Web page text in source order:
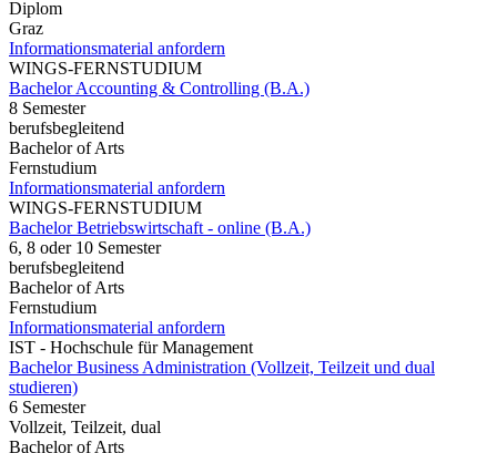
Diplom
Graz
Informationsmaterial anfordern
WINGS-FERNSTUDIUM
Bachelor Accounting & Controlling (B.A.)
8 Semester
berufsbegleitend
Bachelor of Arts
Fernstudium
Informationsmaterial anfordern
WINGS-FERNSTUDIUM
Bachelor Betriebswirtschaft - online (B.A.)
6, 8 oder 10 Semester
berufsbegleitend
Bachelor of Arts
Fernstudium
Informationsmaterial anfordern
IST - Hochschule für Management
Bachelor Business Administration (Vollzeit, Teilzeit und dual
studieren)
6 Semester
Vollzeit, Teilzeit, dual
Bachelor of Arts